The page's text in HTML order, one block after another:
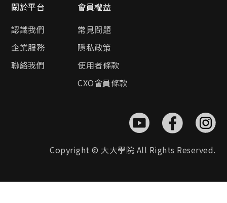
關於平台
認識我們
企業服務
聯絡我們
會員權益
常見問題
隱私政策
使用者條款
CXO會員條款
Copyright © 大大學院 All Rights Reserved.